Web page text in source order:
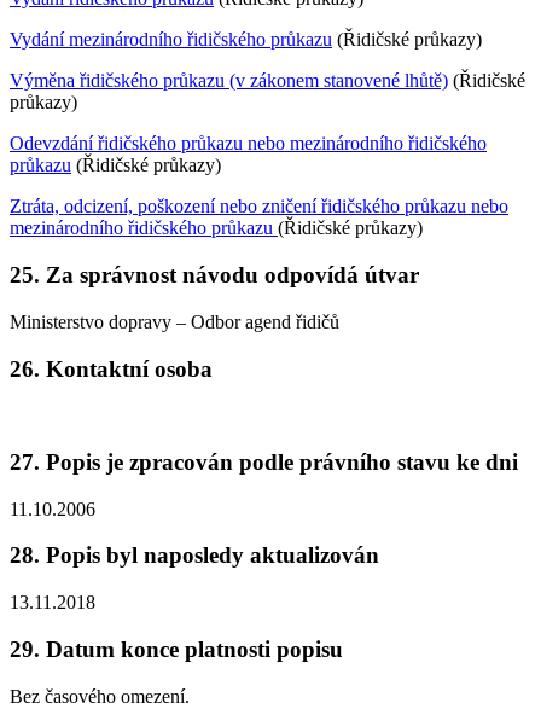
Vydání mezinárodního řidičského průkazu (Řidičské průkazy)
Výměna řidičského průkazu (v zákonem stanovené lhůtě) (Řidičské
průkazy)
Odevzdání řidičského průkazu nebo mezinárodního řidičského
průkazu (Řidičské průkazy)
Ztráta, odcizení, poškození nebo zničení řidičského průkazu nebo
mezinárodního řidičského průkazu (Řidičské průkazy)
25. Za správnost návodu odpovídá útvar
Ministerstvo dopravy – Odbor agend řidičů
26. Kontaktní osoba
27. Popis je zpracován podle právního stavu ke dni
11.10.2006
28. Popis byl naposledy aktualizován
13.11.2018
29. Datum konce platnosti popisu
Bez časového omezení.